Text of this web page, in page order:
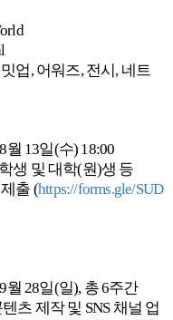
업, 어워즈, 전시, 네트
13일(수) 18:00
생 및 대학(원)생 등
출 (https://forms.gle/SUD
월 28일(일), 총 6주간
츠 제작 및 SNS 채널 업